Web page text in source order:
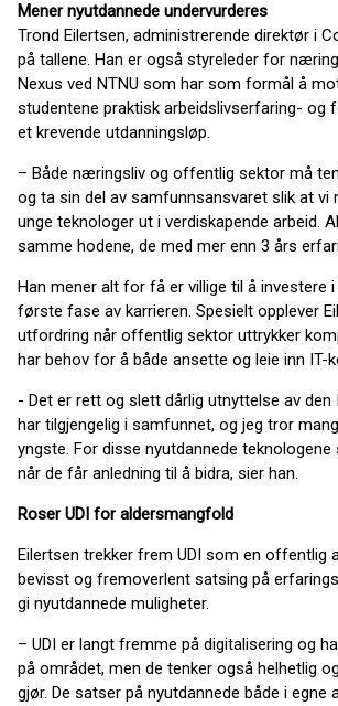
Mener nyutdannede undervurderes
Trond Eilertsen, administrerende direktør i
på tallene. Han er også styreleder for
Nexus ved NTNU som har som formål å
studentene praktisk arbeidslivserfaring- og
et krevende utdanningsløp.
– Både næringsliv og offentlig sektor må
og ta sin del av samfunnsansvaret slik at vi
unge teknologer ut i verdiskapende arbeid.
samme hodene, de med mer enn 3 års
Han mener alt for få er villige til å investere
første fase av karrieren. Spesielt opplever
utfordring når offentlig sektor uttrykker
har behov for å både ansette og leie inn IT-
- Det er rett og slett dårlig utnyttelse av den
har tilgjengelig i samfunnet, og jeg tror
yngste. For disse nyutdannede teknologene
når de får anledning til å bidra, sier han.
Roser UDI for aldersmangfold
Eilertsen trekker frem UDI som en offentlig
bevisst og fremoverlent satsing på
gi nyutdannede muligheter.
– UDI er langt fremme på digitalisering og
på området, men de tenker også helhetlig
gjør. De satser på nyutdannede både i egne